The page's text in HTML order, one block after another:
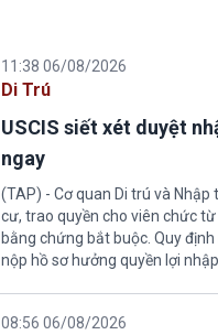
11:38 06/08/2026
Di Trú
USCIS siết xét duyệt
ngay
(TAP) - Cơ quan Di trú và
cư, trao quyền cho viên chức
bằng chứng bắt buộc. Quy
nộp hồ sơ hưởng quyền lợi
08:56 06/08/2026